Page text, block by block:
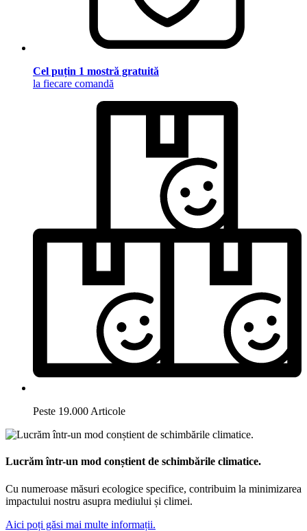
Cel puțin 1 mostră gratuită
la fiecare comandă
Peste 19.000 Articole
Lucrăm într-un mod conștient de schimbările climatice.
Cu numeroase măsuri ecologice specifice, contribuim la minimizarea
impactului nostru asupra mediului și climei.
Aici poți găsi mai multe informații.